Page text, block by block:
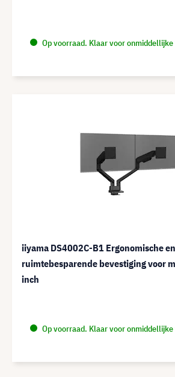
Op voorraad. Klaar voor
iiyama DS4002C-B1 Ergonomische en
ruimtebesparende bevestiging voor
inch
Op voorraad. Klaar voor